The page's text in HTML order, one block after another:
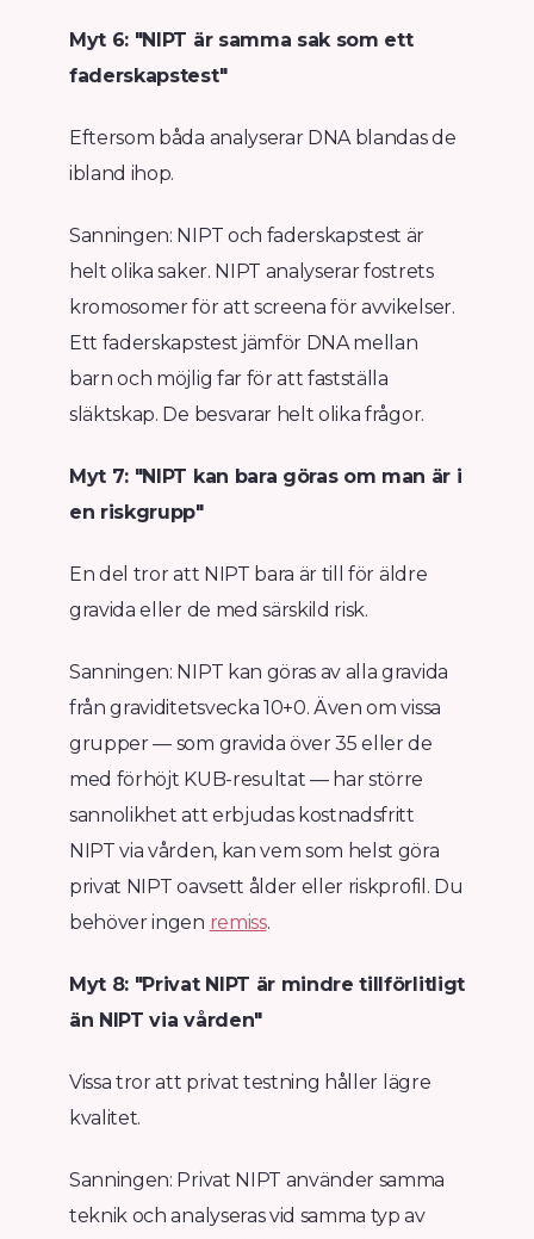
Myt 6: "NIPT är samma sak som ett
faderskapstest"
Eftersom båda analyserar DNA blandas de
ibland ihop.
Sanningen: NIPT och faderskapstest är
helt olika saker. NIPT analyserar fostrets
kromosomer för att screena för avvikelser.
Ett faderskapstest jämför DNA mellan
barn och möjlig far för att fastställa
släktskap. De besvarar helt olika frågor.
Myt 7: "NIPT kan bara göras om man är i
en riskgrupp"
En del tror att NIPT bara är till för äldre
gravida eller de med särskild risk.
Sanningen: NIPT kan göras av alla gravida
från graviditetsvecka 10+0. Även om vissa
grupper — som gravida över 35 eller de
med förhöjt KUB-resultat — har större
sannolikhet att erbjudas kostnadsfritt
NIPT via vården, kan vem som helst göra
privat NIPT oavsett ålder eller riskprofil. Du
behöver ingen remiss.
Myt 8: "Privat NIPT är mindre tillförlitligt
än NIPT via vården"
Vissa tror att privat testning håller lägre
kvalitet.
Sanningen: Privat NIPT använder samma
teknik och analyseras vid samma typ av